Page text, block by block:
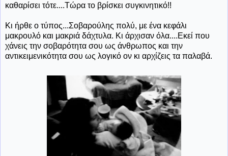
καθαρίσει τότε....Τώρα το βρίσκει συγκινητικό!!
Κι ήρθε ο τύπος...Σοβαρούλης πολύ, με ένα κεφάλι
μακρουλό και μακριά δάχτυλα. Κι άρχισαν όλα....Εκεί που
χάνεις την σοβαρότητα σου ως άνθρωπος και την
αντικειμενικότητα σου ως λογικό ον κι αρχίζεις τα παλαβά.